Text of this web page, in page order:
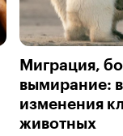
Миграция,
вымирание:
изменения
животных